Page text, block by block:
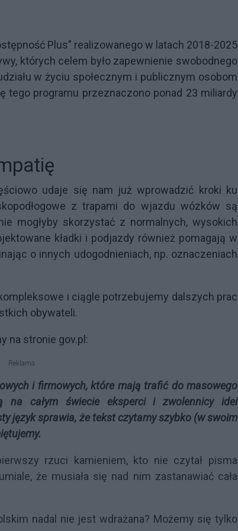
Plus” realizowanego w latach 2018-2025
których celem było zapewnienie swobodnego
w życiu społecznym i publicznym osobom
tego programu przeznaczono ponad 23 miliardy
udaje się nam już wprowadzić kroki ku
z trapami do wjazdu wózków są
mogłyby skorzystać z normalnych, wysokich
kładki i podjazdy również pomagają w
o innych udogodnieniach, np. oznaczeniach
i ciągle potrzebujemy dalszych prac
obywateli.
na stronie gov.pl:
Reklama
i firmowych, które mają trafić do masowego
na całym świecie eksperci i zwolennicy idei
język sprawia, że tekst czytamy szybko (w swoim
rzuci kamieniem, kto nie czytał pisma
że musiała się nad nim zastanawiać cała
nadal nie jest wdrażana? Możemy się tylko